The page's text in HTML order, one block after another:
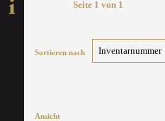
Seite 1 von 1
Sortieren nach
Ansicht